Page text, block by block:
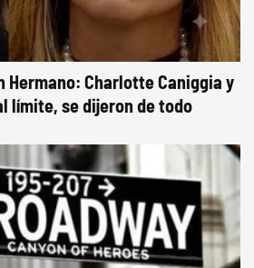
Hermano: Charlotte Caniggia y
límite, se dijeron de todo